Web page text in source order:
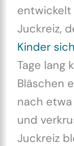
entwickelt
Juckreiz,
Kinder
Tage lang
Bläschen
nach
und
Juckreiz